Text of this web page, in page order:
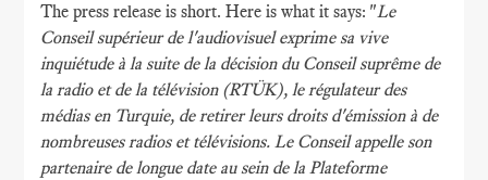
The press release is short. Here is what it says: "Le
Conseil supérieur de l'audiovisuel exprime sa vive
inquiétude à la suite de la décision du Conseil suprême de
la radio et de la télévision (RTÜK), le régulateur des
médias en Turquie, de retirer leurs droits d'émission à de
nombreuses radios et télévisions. Le Conseil appelle son
partenaire de longue date au sein de la Plateforme